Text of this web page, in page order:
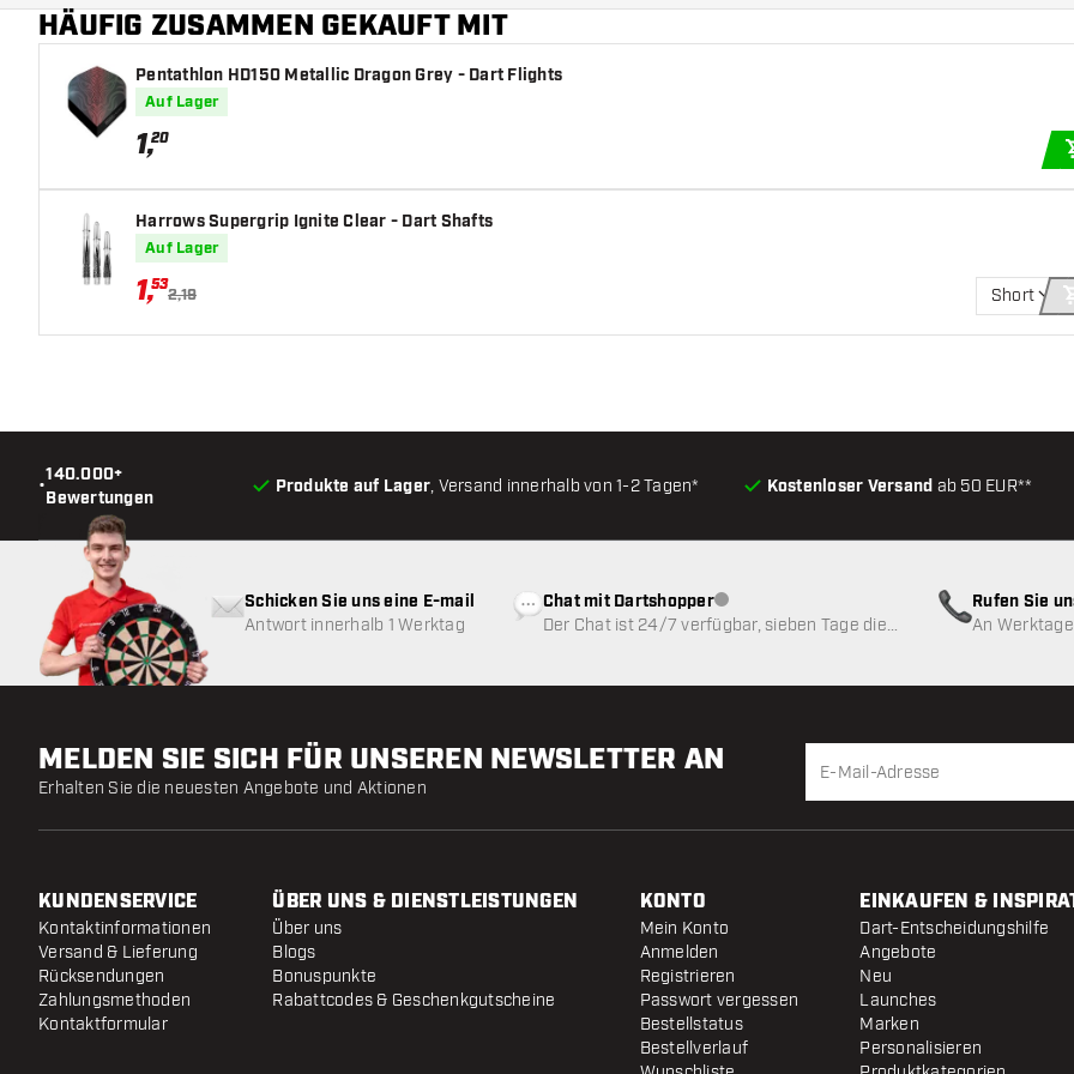
HÄUFIG ZUSAMMEN GEKAUFT MIT
Pentathlon HD150 Metallic Dragon Grey - Dart Flights
Auf Lager
1,20
Harrows Supergrip Ignite Clear - Dart Shafts
Auf Lager
1,53
2,19 Short
•
140.000+
Bewertungen
Produkte auf Lager, Versand innerhalb von 1-2 Tagen* Kostenloser Versand ab 50 EUR**
Schicken Sie uns eine E-mail
Antwort innerhalb 1 Werktag
Chat mit DartshopperKundenservice nicht verfügbar
Der Chat ist 24/7 verfügbar, sieben Tage die
Rufen Sie
An
MELDEN SIE SICH FÜR UNSEREN NEWSLETTER AN
Erhalten Sie die neuesten Angebote und Aktionen
KUNDENSERVICE
Kontaktinformationen
Versand & Lieferung
Rücksendungen
Zahlungsmethoden
Kontaktformular
ÜBER UNS & DIENSTLEISTUNGEN
Über uns
Blogs
Bonuspunkte
Rabattcodes & Geschenkgutscheine
KONTO
Mein Konto
Anmelden
Registrieren
Passwort vergessen
Bestellstatus
Bestellverlauf
EINKAUFEN &
Dart-Entscheidungshilfe
Angebote
Neu
Launches
Marken
Personalisieren